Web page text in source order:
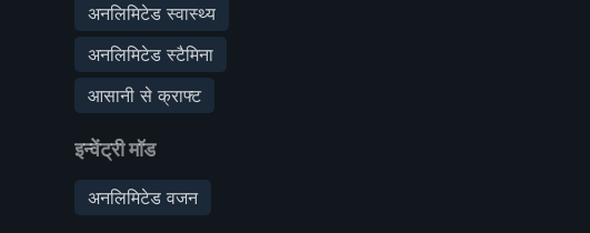
अनलिमिटेड स्वास्थ्य
अनलिमिटेड स्टैमिना
आसानी से क्राफ्ट
इन्वेंट्री मॉड
अनलिमिटेड वजन